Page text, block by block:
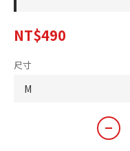
NT$490
尺寸